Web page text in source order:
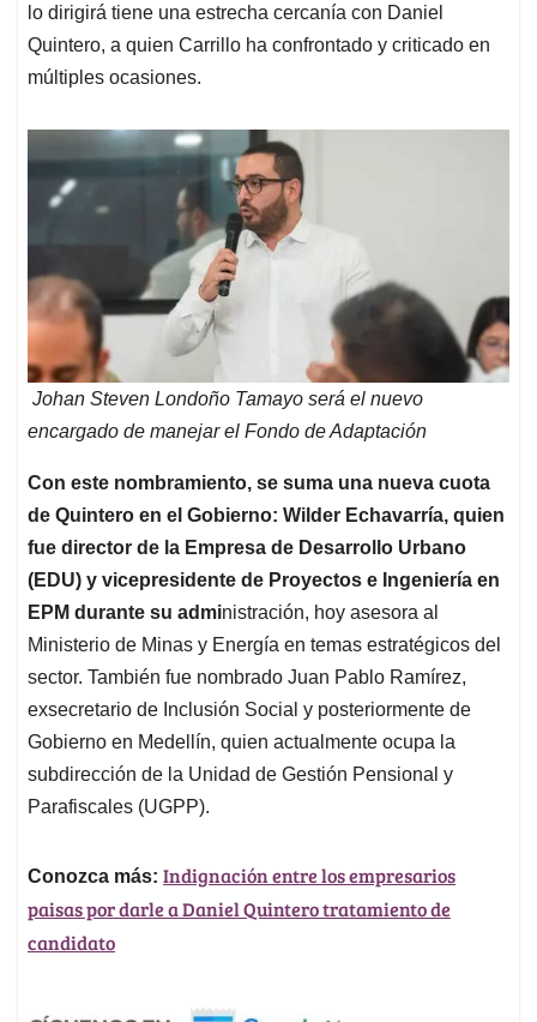
lo dirigirá tiene una estrecha cercanía con Daniel
Quintero, a quien Carrillo ha confrontado y criticado en
múltiples ocasiones.
Johan Steven Londoño Tamayo será el nuevo
encargado de manejar el Fondo de Adaptación
Con este nombramiento, se suma una nueva cuota
de Quintero en el Gobierno: Wilder Echavarría, quien
fue director de la Empresa de Desarrollo Urbano
(EDU) y vicepresidente de Proyectos e Ingeniería en
EPM durante su administración, hoy asesora al
Ministerio de Minas y Energía en temas estratégicos del
sector. También fue nombrado Juan Pablo Ramírez,
exsecretario de Inclusión Social y posteriormente de
Gobierno en Medellín, quien actualmente ocupa la
subdirección de la Unidad de Gestión Pensional y
Parafiscales (UGPP).
Conozca más: Indignación entre los empresarios
paisas por darle a Daniel Quintero tratamiento de
candidato